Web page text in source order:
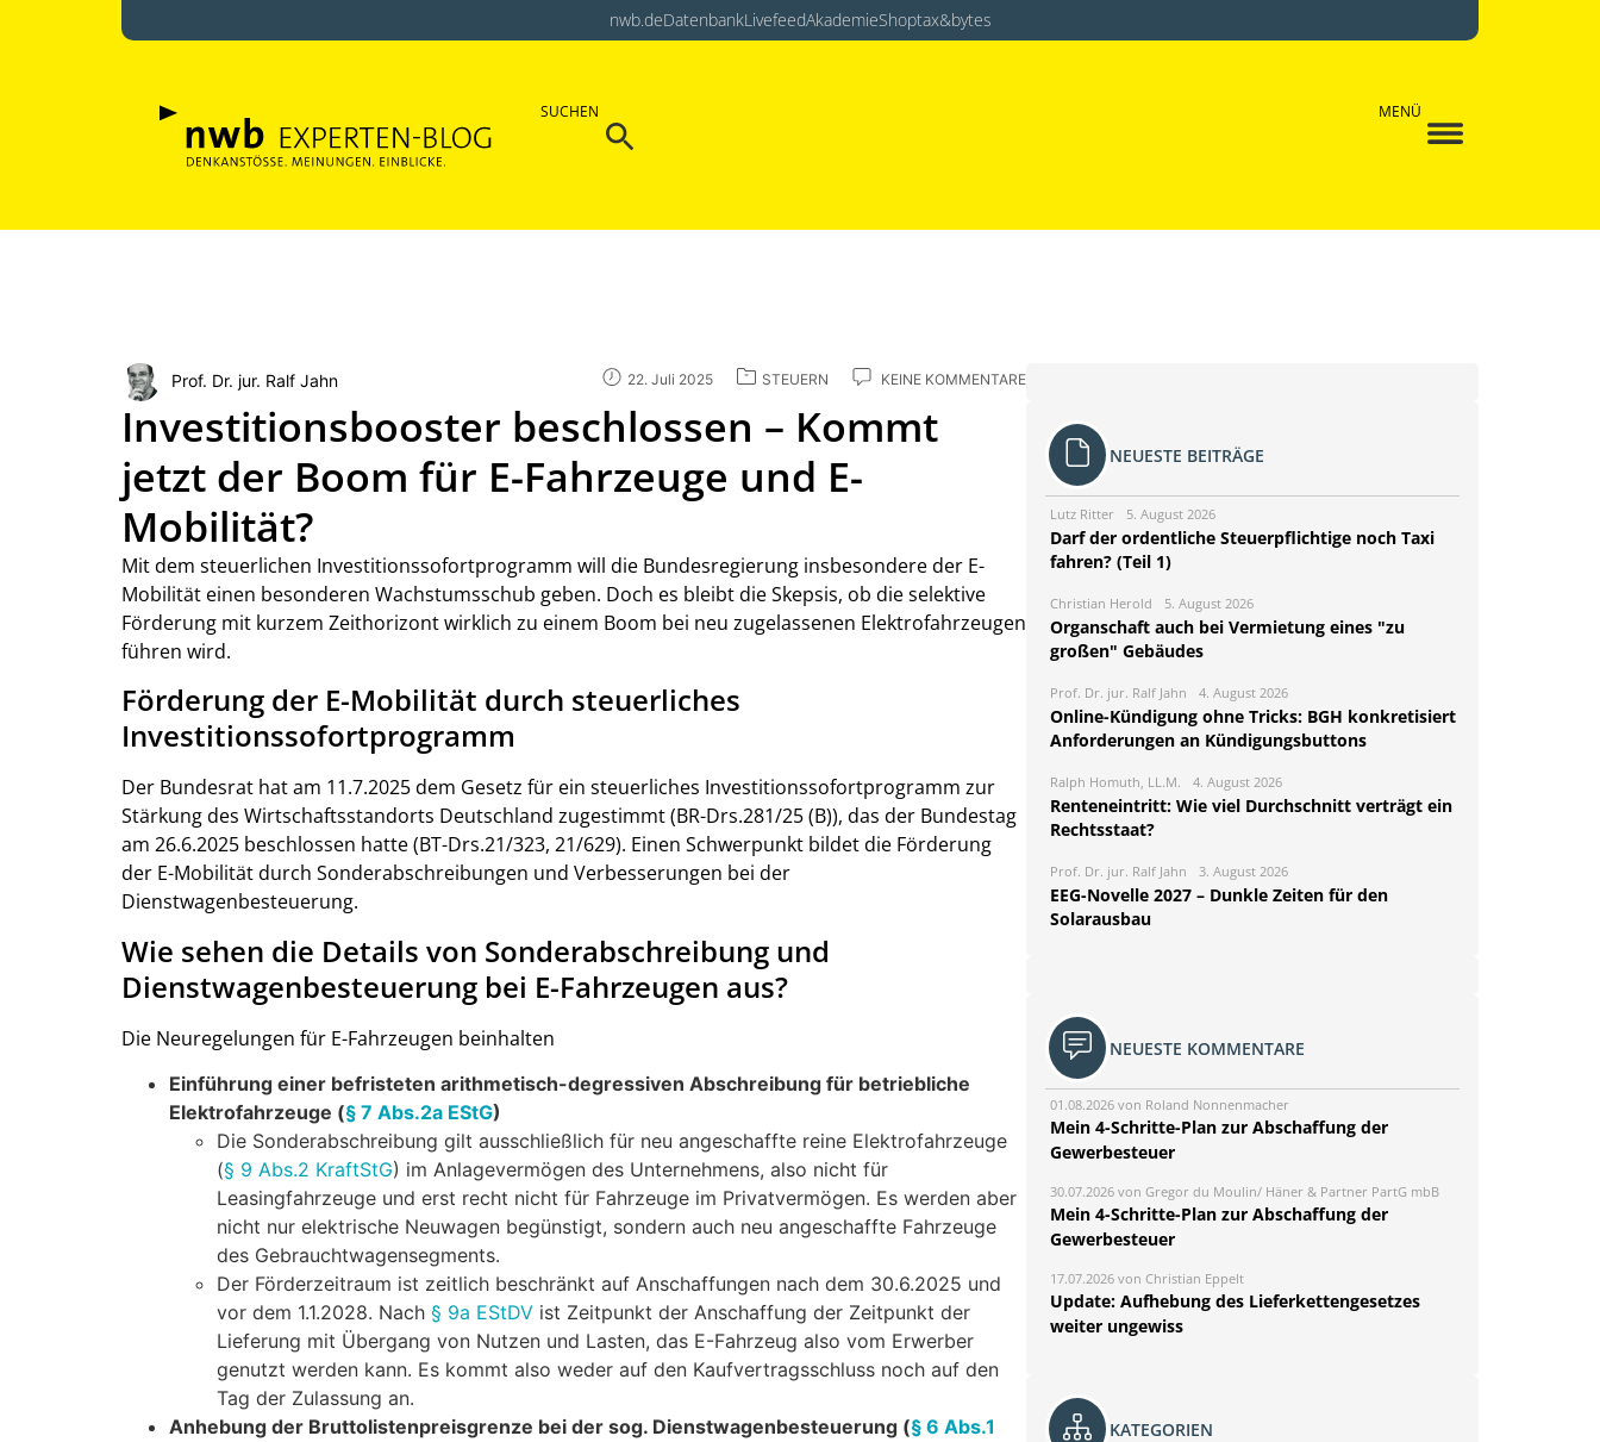
nwb.deDatenbankLivefeedAkademieShoptax&bytes
SUCHEN
Search
MENÜ
Prof. Dr. jur. Ralf Jahn 22. Juli 2025 STEUERN KEINE KOMMENTARE
Investitionsbooster beschlossen – Kommt
jetzt der Boom für E-Fahrzeuge und E-
Mobilität?
Mit dem steuerlichen Investitionssofortprogramm will die Bundesregierung insbesondere der E-
Mobilität einen besonderen Wachstumsschub geben. Doch es bleibt die Skepsis, ob die selektive
Förderung mit kurzem Zeithorizont wirklich zu einem Boom bei neu zugelassenen Elektrofahrzeugen
führen wird.
Förderung der E-Mobilität durch steuerliches
Investitionssofortprogramm
Der Bundesrat hat am 11.7.2025 dem Gesetz für ein steuerliches Investitionssofortprogramm zur
Stärkung des Wirtschaftsstandorts Deutschland zugestimmt (BR-Drs.281/25 (B)), das der Bundestag
am 26.6.2025 beschlossen hatte (BT-Drs.21/323, 21/629). Einen Schwerpunkt bildet die Förderung
der E-Mobilität durch Sonderabschreibungen und Verbesserungen bei der
Dienstwagenbesteuerung.
Wie sehen die Details von Sonderabschreibung und
Dienstwagenbesteuerung bei E-Fahrzeugen aus?
Die Neuregelungen für E-Fahrzeugen beinhalten
Einführung einer befristeten arithmetisch-degressiven Abschreibung für betriebliche
Elektrofahrzeuge (§ 7 Abs.2a EStG)
Die Sonderabschreibung gilt ausschließlich für neu angeschaffte reine Elektrofahrzeuge
(§ 9 Abs.2 KraftStG) im Anlagevermögen des Unternehmens, also nicht für
Leasingfahrzeuge und erst recht nicht für Fahrzeuge im Privatvermögen. Es werden aber
nicht nur elektrische Neuwagen begünstigt, sondern auch neu angeschaffte Fahrzeuge
des Gebrauchtwagensegments.
Der Förderzeitraum ist zeitlich beschränkt auf Anschaffungen nach dem 30.6.2025 und
vor dem 1.1.2028. Nach § 9a EStDV ist Zeitpunkt der Anschaffung der Zeitpunkt der
Lieferung mit Übergang von Nutzen und Lasten, das E-Fahrzeug also vom Erwerber
genutzt werden kann. Es kommt also weder auf den Kaufvertragsschluss noch auf den
Tag der Zulassung an.
Anhebung der Bruttolistenpreisgrenze bei der sog. Dienstwagenbesteuerung (§ 6 Abs.1
NEUESTE BEITRÄGE
Lutz Ritter 5. August 2026
Darf der ordentliche Steuerpflichtige noch Taxi
fahren? (Teil 1)
Christian Herold 5. August 2026
Organschaft auch bei Vermietung eines "zu
großen" Gebäudes
Prof. Dr. jur. Ralf Jahn 4. August 2026
Online-Kündigung ohne Tricks: BGH konkretisiert
Anforderungen an Kündigungsbuttons
Ralph Homuth, LL.M. 4. August 2026
Renteneintritt: Wie viel Durchschnitt verträgt ein
Rechtsstaat?
Prof. Dr. jur. Ralf Jahn 3. August 2026
EEG-Novelle 2027 – Dunkle Zeiten für den
Solarausbau
NEUESTE KOMMENTARE
01.08.2026 von Roland Nonnenmacher
Mein 4-Schritte-Plan zur Abschaffung der
Gewerbesteuer
30.07.2026 von Gregor du Moulin/ Häner & Partner PartG mbB
Mein 4-Schritte-Plan zur Abschaffung der
Gewerbesteuer
17.07.2026 von Christian Eppelt
Update: Aufhebung des Lieferkettengesetzes
weiter ungewiss
KATEGORIEN